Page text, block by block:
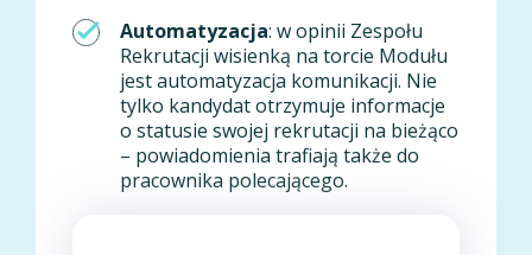
Automatyzacja: w opinii Zespołu
Rekrutacji wisienką na torcie Modułu
jest automatyzacja komunikacji. Nie
tylko kandydat otrzymuje informacje
o statusie swojej rekrutacji na bieżąco
– powiadomienia trafiają także do
pracownika polecającego.